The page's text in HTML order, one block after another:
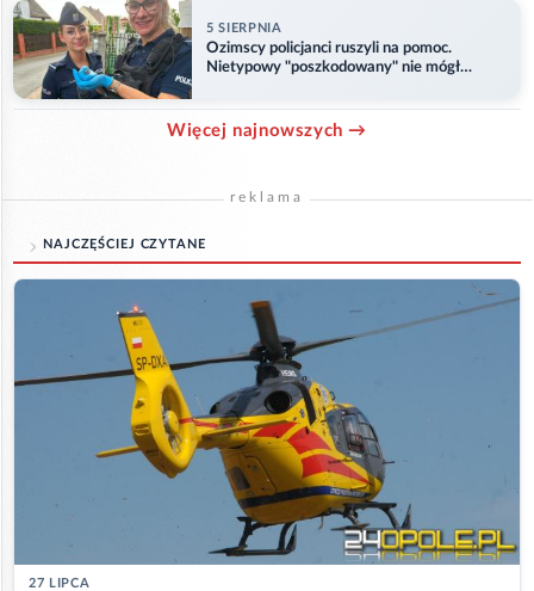
5 SIERPNIA
Ozimscy policjanci ruszyli na pomoc.
Nietypowy "poszkodowany" nie mógł
Więcej najnowszych →
reklama
NAJCZĘŚCIEJ CZYTANE
27 LIPCA